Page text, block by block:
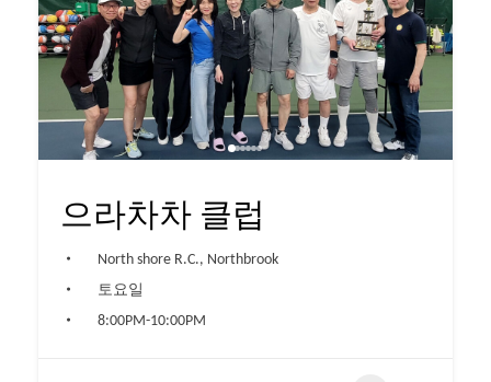
으라차차 클럽
North shore R.C., Northbrook
토요일
8:00PM-10:00PM